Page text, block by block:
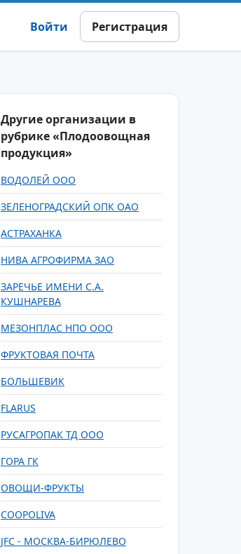
Войти Регистрация
Другие организации в
рубрике «Плодоовощная
продукция»
ВОДОЛЕЙ ООО
ЗЕЛЕНОГРАДСКИЙ ОПК ОАО
АСТРАХАНКА
НИВА АГРОФИРМА ЗАО
ЗАРЕЧЬЕ ИМЕНИ С.А.
КУШНАРЕВА
МЕЗОНПЛАС НПО ООО
ФРУКТОВАЯ ПОЧТА
БОЛЬШЕВИК
FLARUS
РУСАГРОПАК ТД ООО
ГОРА ГК
ОВОЩИ-ФРУКТЫ
COOPOLIVA
JFC - МОСКВА-БИРЮЛЕВО